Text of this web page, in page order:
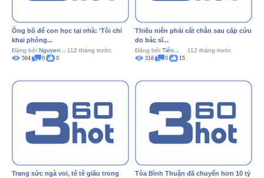
Ông bố để con học tại nhà: 'Tôi chỉ
khai phóng...
Đăng bởi Nguyen... 112 tháng trước
564 0 0
Thiếu niên phải cắt chân sau cấp cứu
do bác sĩ...
Đăng bởi Tiến... 112 tháng trước
316 0 15
Trang sức ngà voi, tê tê giấu trong
Tòa Bình Thuận đã chuyển hơn 10 tỷ